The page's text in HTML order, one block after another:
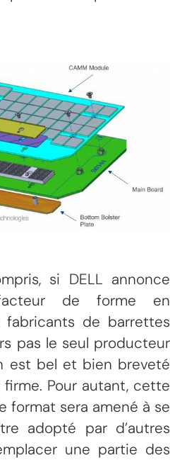
si DELL annonce
de forme en
fabricants de barrettes
pas le seul producteur
est bel et bien breveté
Pour autant, cette
format sera amené à se
adopté par d’autres
une partie des